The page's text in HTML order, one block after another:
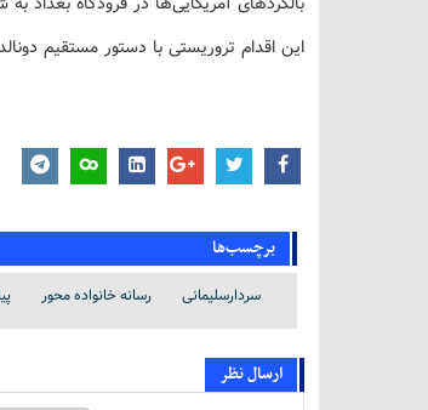
این اقدام تروریستی با دستور مستقیم
برچسب‌ها
سردارسلیمانی رسانه خانواده محور
ارسال نظر